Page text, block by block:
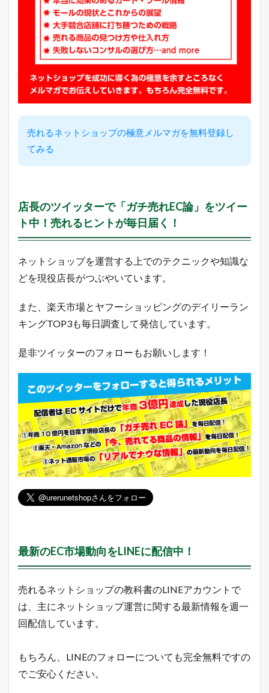
シ
ョ
ッ
ピ
ン
グ
の
売
れ
楽
天
場
合
デ
イ
ー
ラ
ン
ン
ヤ
フ
ー
シ
ョ
ッ
ピ
ン
グ
売
れ
ン
グ
A
m
z
売
れ
筋
売れるネットショップの極意メルマガを無料登録し
てみる
店長のツイッターで「ガチ売れEC論」をツイー
ト中！売れるヒントが毎日届く！
ネットショップを運営する上でのテクニックや知識な
どを現役店長がつぶやいています。
また、楽天市場とヤフーショッピングのデイリーラン
キングTOP3も毎日調査して発信しています。
是非ツイッターのフォローもお願いします！
最新のEC市場動向をLINEに配信中！
売れるネットショップの教科書のLINEアカウントで
は、主にネットショップ運営に関する最新情報を週一
回配信しています。
もちろん、LINEのフォローについても完全無料ですの
でご安心ください。